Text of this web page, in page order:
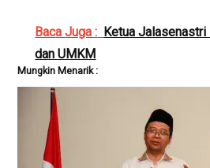
Baca Juga : Ketua Jalasenastri
dan UMKM
Mungkin Menarik :